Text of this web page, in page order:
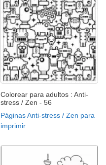
Colorear para adultos : Anti-
stress / Zen - 56
Páginas Anti-stress / Zen para
imprimir